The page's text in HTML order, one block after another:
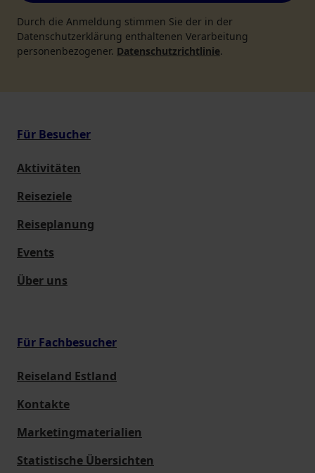
Durch die Anmeldung stimmen Sie der in der
Datenschutzerklärung enthaltenen Verarbeitung
personenbezogener. Datenschutzrichtlinie.
Für Besucher
Aktivitäten
Reiseziele
Reiseplanung
Events
Über uns
Für Fachbesucher
Reiseland Estland
Kontakte
Marketingmaterialien
Statistische Übersichten